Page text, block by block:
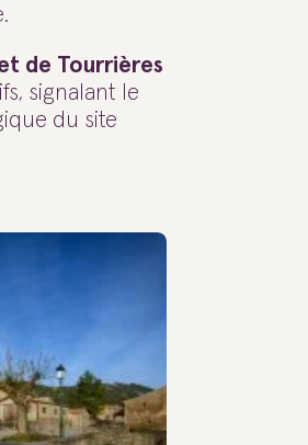
de Tourrières
signalant le
du site